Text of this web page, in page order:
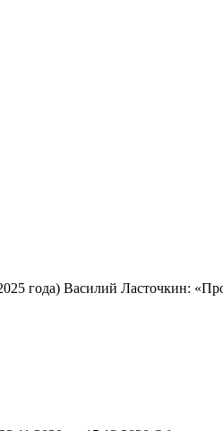
года) Василий Ласточкин: